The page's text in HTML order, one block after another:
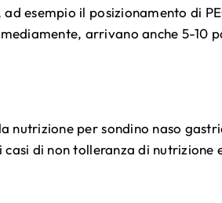
esempio il posizionamento di
arrivano anche 5-10
per sondino naso
di non tolleranza di nutrizione